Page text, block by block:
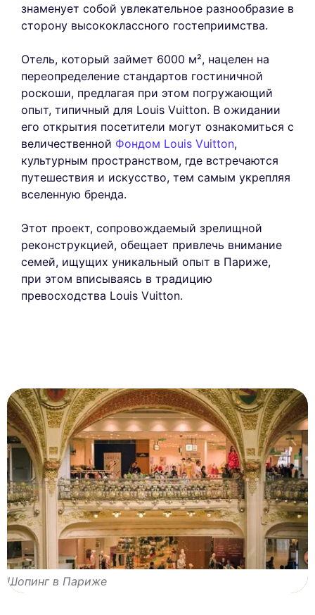
знаменует собой увлекательное разнообразие в
сторону высококлассного гостеприимства.
Отель, который займет 6000 м², нацелен на
переопределение стандартов гостиничной
роскоши, предлагая при этом погружающий
опыт, типичный для Louis Vuitton. В ожидании
его открытия посетители могут ознакомиться с
величественной Фондом Louis Vuitton,
культурным пространством, где встречаются
путешествия и искусство, тем самым укрепляя
вселенную бренда.
Этот проект, сопровождаемый зрелищной
реконструкцией, обещает привлечь внимание
семей, ищущих уникальный опыт в Париже,
при этом вписываясь в традицию
превосходства Louis Vuitton.
Шопинг в Париже